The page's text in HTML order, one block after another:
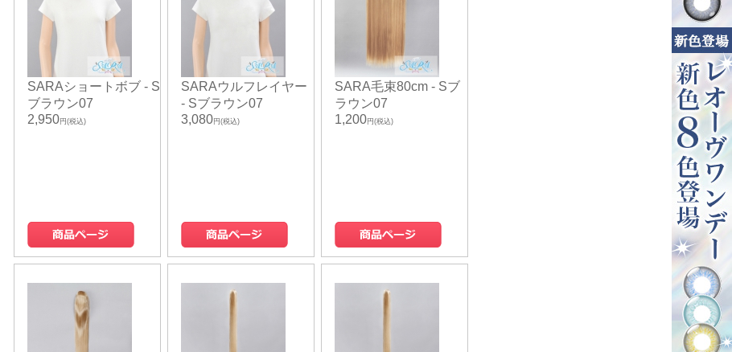
SARAショートボブ - S
ブラウン07
2,950円(税込)
SARAウルフレイヤー
- Sブラウン07
3,080円(税込)
SARA毛束80cm - Sブ
ラウン07
1,200円(税込)